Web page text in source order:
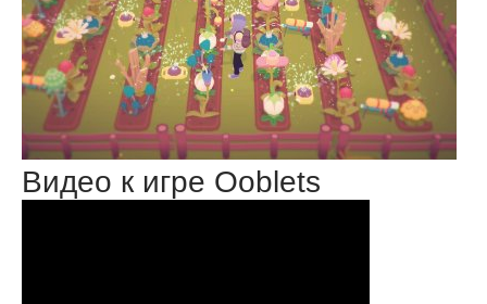
Видео к игре Ooblets